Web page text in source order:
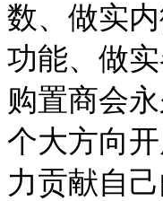
数、做实
功能、做
购置商会
个大方向
力贡献自己